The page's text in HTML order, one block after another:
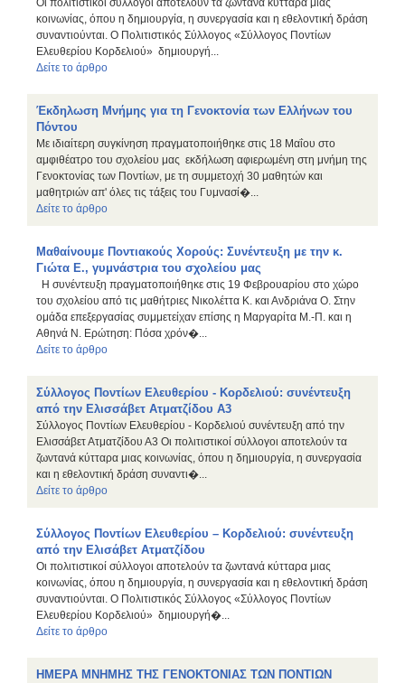
κοινωνίας, όπου η δημιουργία, η συνεργασία και η εθελοντική δράση
συναντιούνται. Ο Πολιτιστικός Σύλλογος «Σύλλογος Ποντίων
Ελευθερίου Κορδελιού» δημιουργή...
Δείτε το άρθρο
Έκδηλωση Μνήμης για τη Γενοκτονία των Ελλήνων του
Πόντου
Με ιδιαίτερη συγκίνηση πραγματοποιήθηκε στις 18 Μαΐου στο
αμφιθέατρο του σχολείου μας εκδήλωση αφιερωμένη στη μνήμη της
Γενοκτονίας των Ποντίων, με τη συμμετοχή 30 μαθητών και
μαθητριών απ' όλες τις τάξεις του Γυμνασί�...
Δείτε το άρθρο
Μαθαίνουμε Ποντιακούς Χορούς: Συνέντευξη με την κ.
Γιώτα Ε., γυμνάστρια του σχολείου μας
Η συνέντευξη πραγματοποιήθηκε στις 19 Φεβρουαρίου στο χώρο
του σχολείου από τις μαθήτριες Νικολέττα Κ. και Ανδριάνα Ο. Στην
ομάδα επεξεργασίας συμμετείχαν επίσης η Μαργαρίτα Μ.-Π. και η
Αθηνά Ν. Ερώτηση: Πόσα χρόν�...
Δείτε το άρθρο
Σύλλογος Ποντίων Ελευθερίου - Κορδελιού: συνέντευξη
από την Ελισσάβετ Ατματζίδου Α3
Σύλλογος Ποντίων Ελευθερίου - Κορδελιού συνέντευξη από την
Ελισσάβετ Ατματζίδου Α3 Οι πολιτιστικοί σύλλογοι αποτελούν τα
ζωντανά κύτταρα μιας κοινωνίας, όπου η δημιουργία, η συνεργασία
και η εθελοντική δράση συναντι�...
Δείτε το άρθρο
Σύλλογος Ποντίων Ελευθερίου – Κορδελιού: συνέντευξη
από την Ελισάβετ Ατματζίδου
Οι πολιτιστικοί σύλλογοι αποτελούν τα ζωντανά κύτταρα μιας
κοινωνίας, όπου η δημιουργία, η συνεργασία και η εθελοντική δράση
συναντιούνται. Ο Πολιτιστικός Σύλλογος «Σύλλογος Ποντίων
Ελευθερίου Κορδελιού» δημιουργή�...
Δείτε το άρθρο
ΗΜΕΡΑ ΜΝΗΜΗΣ ΤΗΣ ΓΕΝΟΚΤΟΝΙΑΣ ΤΩΝ ΠΟΝΤΙΩΝ